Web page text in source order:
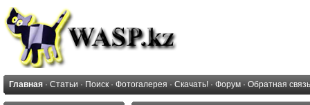
Главная · Статьи · Поиск · Фотогалерея · Скачать! · Форум · Обратная связь